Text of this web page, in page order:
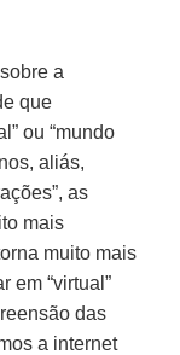
a
que
ou “mundo
aliás,
as
mais
muito mais
em “virtual”
das
a internet